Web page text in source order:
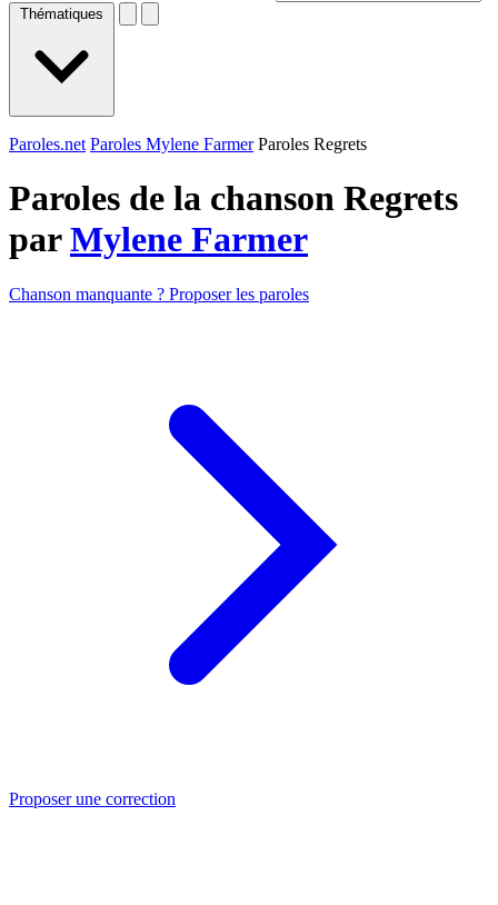
Thématiques
Paroles.net Paroles Mylene Farmer Paroles Regrets
Paroles de la chanson Regrets
parMylene Farmer
Chanson manquante ? Proposer les paroles
Proposer une correction